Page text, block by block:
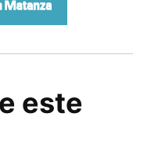
este